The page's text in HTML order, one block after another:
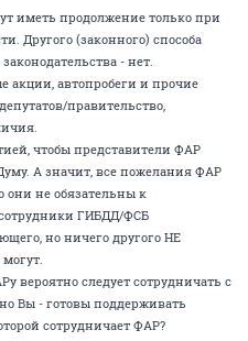
иметь продолжение только при
Другого (законного) способа
- нет.
акции, автопробеги и прочие
правительство,
чтобы представители ФАР
А значит, все пожелания ФАР
они не обязательны к
ГИБДД/ФСБ
но ничего другого НЕ
вероятно следует сотрудничать с
Вы - готовы поддерживать
сотрудничает ФАР?